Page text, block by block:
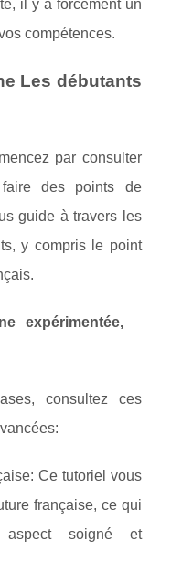
il y a forcément un
compétences.
Les débutants
par consulter
faire des points de
guide à travers les
y compris le point
expérimentée,
consultez ces
Ce tutoriel vous
française, ce qui
soigné et